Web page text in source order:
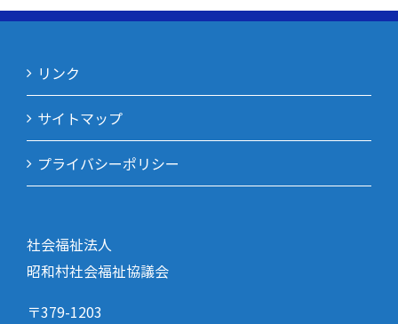
リンク
サイトマップ
プライバシーポリシー
社会福祉法人
昭和村社会福祉協議会
〒379-1203